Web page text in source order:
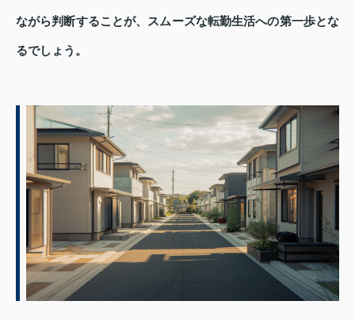
ながら判断することが、スムーズな転勤生活への第一歩とな
るでしょう。